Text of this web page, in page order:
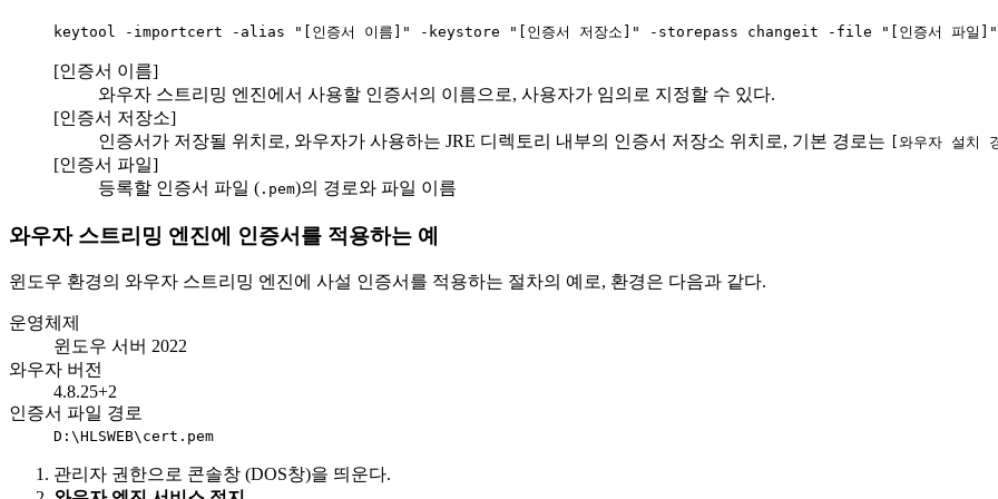
keytool -importcert -alias "[인증서 이름]" -keystore "[인증서 저장소]" -storepass changeit -file "[인증서 파일]"
[인증서 이름]
와우자 스트리밍 엔진에서 사용할 인증서의 이름으로, 사용자가 임의로 지정할 수 있다.
[인증서 저장소]
인증서가 저장될 위치로, 와우자가 사용하는 JRE 디렉토리 내부의 인증서 저장소 위치로, 기본 경로는
[와우자 설
[인증서 파일]
등록할 인증서 파일 ( .pem)의 경로와 파일 이름
와우자 스트리밍 엔진에 인증서를 적용하는 예
윈도우 환경의 와우자 스트리밍 엔진에 사설 인증서를 적용하는 절차의 예로, 환경은 다음과 같다.
운영체제
윈도우 서버 2022
와우자 버전
4.8.25+2
인증서 파일 경로
D:\HLSWEB\cert.pem
관리자 권한으로 콘솔창 (DOS창)을 띄운다.